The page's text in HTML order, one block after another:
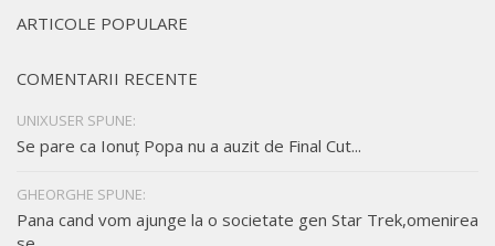
ARTICOLE POPULARE
COMENTARII RECENTE
UNIXUSER SPUNE:
Se pare ca Ionuț Popa nu a auzit de Final Cut...
GHEORGHE SPUNE:
Pana cand vom ajunge la o societate gen Star Trek,omenirea